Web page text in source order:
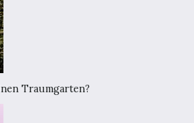
Traumgarten?